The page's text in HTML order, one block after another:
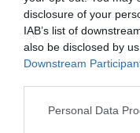
disclosure of your
IAB’s list of
also be disclosed by
Downstream
Personal Data
Αριθμοί λογαριασμών
EUROBANK
0815 913
ΕΘΝΙΚΗ
8830 0739 708